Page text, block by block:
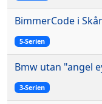
BimmerCode i
5-Serien
Bmw utan "angel
3-Serien